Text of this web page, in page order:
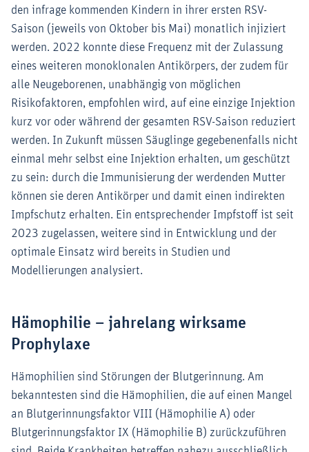
den infrage kommenden Kindern in ihrer ersten RSV-
Saison (jeweils von Oktober bis Mai) monatlich injiziert
werden. 2022 konnte diese Frequenz mit der Zulassung
eines weiteren monoklonalen Antikörpers, der zudem für
alle Neugeborenen, unabhängig von möglichen
Risikofaktoren, empfohlen wird, auf eine einzige Injektion
kurz vor oder während der gesamten RSV-Saison reduziert
werden. In Zukunft müssen Säuglinge gegebenenfalls nicht
einmal mehr selbst eine Injektion erhalten, um geschützt
zu sein: durch die Immunisierung der werdenden Mutter
können sie deren Antikörper und damit einen indirekten
Impfschutz erhalten. Ein entsprechender Impfstoff ist seit
2023 zugelassen, weitere sind in Entwicklung und der
optimale Einsatz wird bereits in Studien und
Modellierungen analysiert.
Hämophilie – jahrelang wirksame
Prophylaxe
Hämophilien sind Störungen der Blutgerinnung. Am
bekanntesten sind die Hämophilien, die auf einen Mangel
an Blutgerinnungsfaktor VIII (Hämophilie A) oder
Blutgerinnungsfaktor IX (Hämophilie B) zurückzuführen